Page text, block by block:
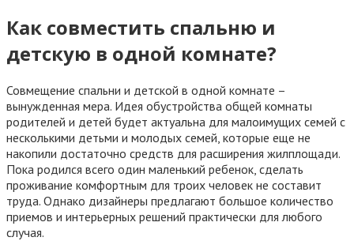
Как совместить спальню и
детскую в одной комнате?
Совмещение спальни и детской в одной комнате –
вынужденная мера. Идея обустройства общей комнаты
родителей и детей будет актуальна для малоимущих семей с
несколькими детьми и молодых семей, которые еще не
накопили достаточно средств для расширения жилплощади.
Пока родился всего один маленький ребенок, сделать
проживание комфортным для троих человек не составит
труда. Однако дизайнеры предлагают большое количество
приемов и интерьерных решений практически для любого
случая.